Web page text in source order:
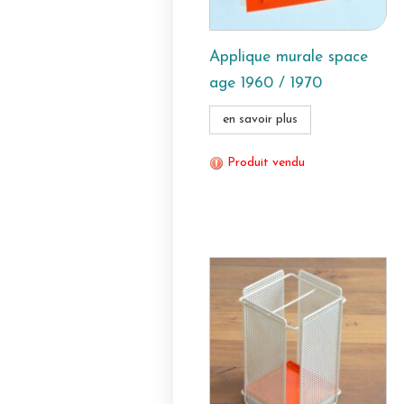
Applique murale space
age 1960 / 1970
en savoir plus
Produit vendu